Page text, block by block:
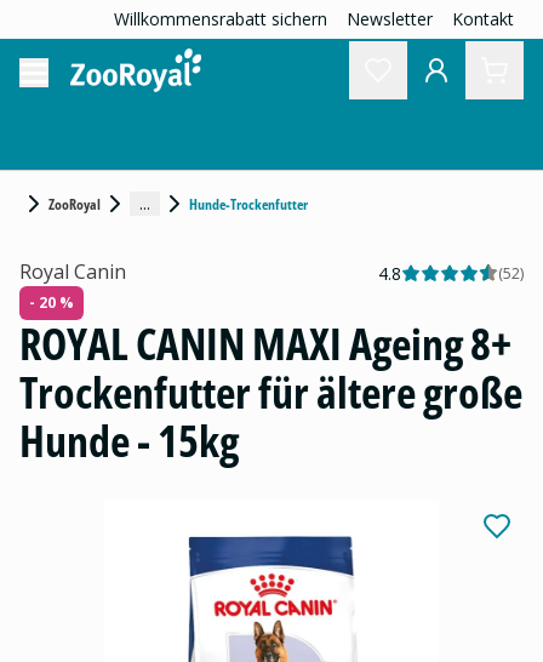
Willkommensrabatt sichern Newsletter Kontakt
ZooRoyal ... Hunde-Trockenfutter
Royal Canin 4.8 (52)
- 20 %
ROYAL CANIN MAXI Ageing 8+
Trockenfutter für ältere große
Hunde - 15kg